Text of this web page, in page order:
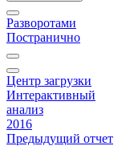
Разворотами
Постранично
Центр загрузки
Интерактивный
анализ
2016
Предыдущий отчет